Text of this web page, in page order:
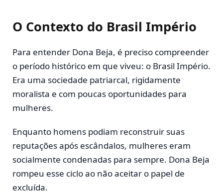
O Contexto do Brasil Império
Para entender Dona Beja, é preciso compreender
o período histórico em que viveu: o Brasil Império.
Era uma sociedade patriarcal, rigidamente
moralista e com poucas oportunidades para
mulheres.
Enquanto homens podiam reconstruir suas
reputações após escândalos, mulheres eram
socialmente condenadas para sempre. Dona Beja
rompeu esse ciclo ao não aceitar o papel de
excluída.